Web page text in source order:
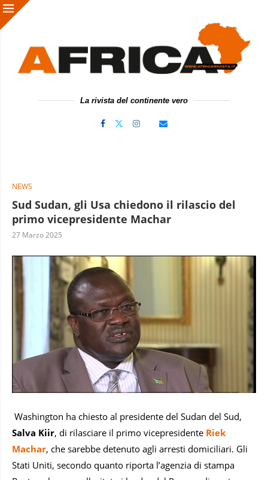
La rivista del continente vero
NEWS
Sud Sudan, gli Usa chiedono il rilascio del
primo vicepresidente Machar
27 Marzo 2025
Washington ha chiesto al presidente del Sudan del Sud,
Salva Kiir, di rilasciare il primo vicepresidente Riek
Machar, che sarebbe detenuto agli arresti domiciliari. Gli
Stati Uniti, secondo quanto riporta l’agenzia di stampa